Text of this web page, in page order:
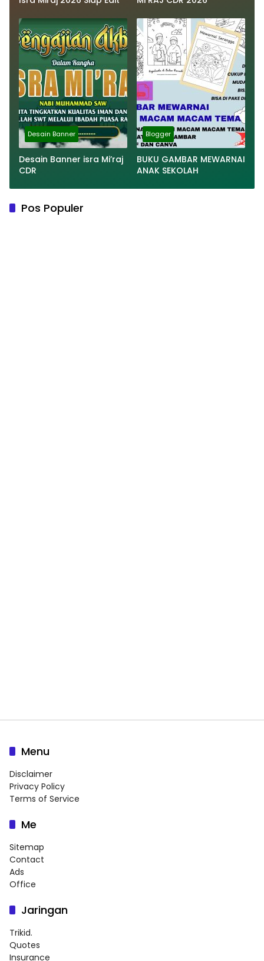
Desain Banner
Desain Banner isra Mi’raj
CDR
Blogger
BUKU GAMBAR MEWARNAI
ANAK SEKOLAH
Pos Populer
Menu
Disclaimer
Privacy Policy
Terms of Service
Me
Sitemap
Contact
Ads
Office
Jaringan
Trikid.
Quotes
Insurance